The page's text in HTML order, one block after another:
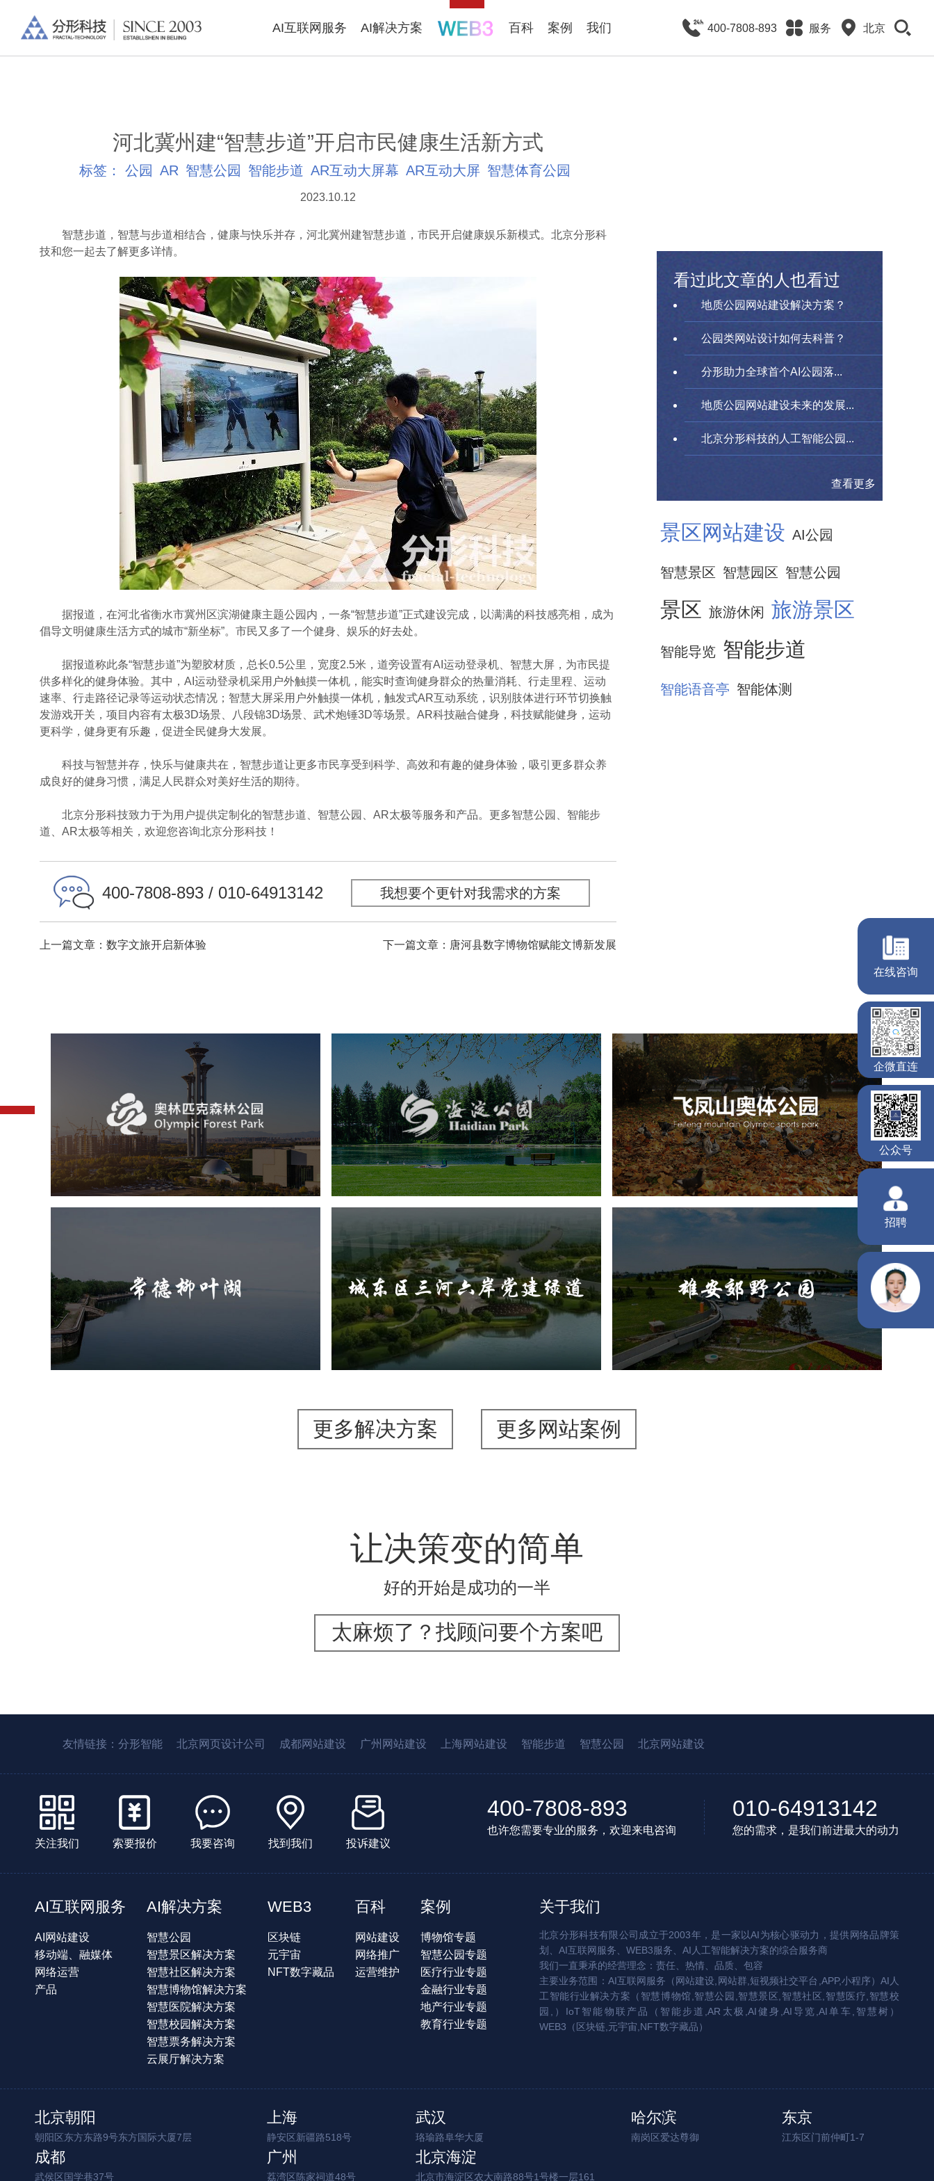
AI互联网服务 AI解决方案 百科 案例 我们 400-7808-893 服务 北京
河北冀州建“智慧步道”开启市民健康生活新方式
标签： 公园 AR 智慧公园 智能步道 AR互动大屏幕 AR互动大屏 智慧体育公园
2023.10.12
智慧步道，智慧与步道相结合，健康与快乐并存，河北冀州建智慧步道，市民开启健康娱乐新模式。北京分形科
技和您一起去了解更多详情。
据报道，在河北省衡水市冀州区滨湖健康主题公园内，一条“智慧步道”正式建设完成，以满满的科技感亮相，成为
倡导文明健康生活方式的城市“新坐标”。市民又多了一个健身、娱乐的好去处。
据报道称此条“智慧步道”为塑胶材质，总长0.5公里，宽度2.5米，道旁设置有AI运动登录机、智慧大屏，为市民提
供多样化的健身体验。其中，AI运动登录机采用户外触摸一体机，能实时查询健身群众的热量消耗、行走里程、运动
速率、行走路径记录等运动状态情况；智慧大屏采用户外触摸一体机，触发式AR互动系统，识别肢体进行环节切换触
发游戏开关，项目内容有太极3D场景、八段锦3D场景、武术炮锤3D等场景。AR科技融合健身，科技赋能健身，运动
更科学，健身更有乐趣，促进全民健身大发展。
科技与智慧并存，快乐与健康共在，智慧步道让更多市民享受到科学、高效和有趣的健身体验，吸引更多群众养
成良好的健身习惯，满足人民群众对美好生活的期待。
北京分形科技致力于为用户提供定制化的智慧步道、智慧公园、AR太极等服务和产品。更多智慧公园、智能步
道、AR太极等相关，欢迎您咨询北京分形科技！
400-7808-893 / 010-64913142 我想要个更针对我需求的方案
上一篇文章：数字文旅开启新体验 下一篇文章：唐河县数字博物馆赋能文博新发展
看过此文章的人也看过
地质公园网站建设解决方案？
公园类网站设计如何去科普？
分形助力全球首个AI公园落...
地质公园网站建设未来的发展...
北京分形科技的人工智能公园...
查看更多
景区网站建设 AI公园
智慧景区 智慧园区 智慧公园
景区 旅游休闲 旅游景区
智能导览 智能步道
智能语音亭 智能体测
奥体森林公园
旅游休闲 公园 AI人工智能
智慧公园
智慧体育公园
智能步道 智能大数据平台
海淀公园
旅游休闲 公园 AI人工智能
智慧公园
智能步道
智能大数据平台
AR太极
智能语音亭
飞凤山奥体公园
旅游休闲 公园 AI人工智能
智慧公园
智慧体育公园
智能步道
智能大数据平台
AR太极
智能体测
旅游休闲
城东区三河六岸党建绿道
旅游休闲 公园 AI人工智能
智慧公园
智能步道
AR太极 智能大数据平台
旅游休闲 公园 AI人工智能
智慧公园
智能灯杆
智能照明系统 智能垃圾桶
更多解决方案 更多网站案例
让决策变的简单
好的开始是成功的一半
太麻烦了？找顾问要个方案吧
友情链接： 分形智能 北京网页设计公司 成都网站建设 广州网站建设 上海网站建设 智能步道 智慧公园 北京网站建设
关注我们 索要报价 我要咨询 找到我们 投诉建议
400-7808-893
也许您需要专业的服务，欢迎来电咨询
010-64913142
您的需求，是我们前进最大的动力
AI互联网服务
AI网站建设
移动端、融媒体
网络运营
产品
AI解决方案
智慧公园
智慧景区解决方案
智慧社区解决方案
智慧博物馆解决方案
智慧医院解决方案
智慧校园解决方案
智慧票务解决方案
云展厅解决方案
WEB3
区块链
元宇宙
NFT数字藏品
百科
网站建设
网络推广
运营维护
案例
博物馆专题
智慧公园专题
医疗行业专题
金融行业专题
地产行业专题
教育行业专题
关于我们
北京分形科技有限公司成立于2003年，是一家以AI为核心驱动力，提供网络品牌策
划、AI互联网服务、WEB3服务、AI人工智能解决方案的综合服务商
我们一直秉承的经营理念：责任、热情、品质、包容
主要业务范围：AI互联网服务（网站建设,网站群,短视频社交平台,APP,小程序）AI人
工智能行业解决方案（智慧博物馆,智慧公园,智慧景区,智慧社区,智慧医疗,智慧校
园,）IoT智能物联产品（智能步道,AR太极,AI健身,AI导览,AI单车,智慧树）
WEB3（区块链,元宇宙,NFT数字藏品）
北京朝阳
朝阳区东方东路9号东方国际大厦7层
上海
静安区新疆路518号
武汉
珞瑜路阜华大厦
哈尔滨
南岗区爱达尊御
东京
江东区门前仲町1-7
成都
武侯区国学巷37号
广州
荔湾区陈家祠道48号
北京海淀
北京市海淀区农大南路88号1号楼一层161